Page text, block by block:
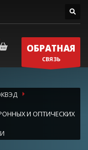
ОБРАТНАЯ
СВЯЗЬ
И ОПТИЧЕСКИХ